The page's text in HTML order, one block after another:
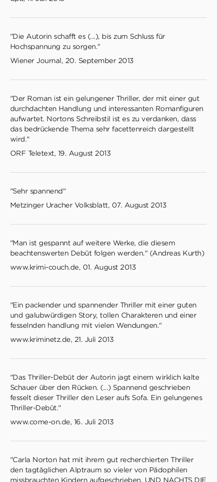
"Die Autorin schafft es (...), bis zum Schluss für
Hochspannung zu sorgen."
Wiener Journal, 20. September 2013
"Der Roman ist ein gelungener Thriller, der mit einer gut
durchdachten Handlung und interessanten Romanfiguren
aufwartet. Nortons Schreibstil ist es zu verdanken, dass
das bedrückende Thema sehr facettenreich dargestellt
wird."
ORF Teletext, 19. August 2013
"Sehr spannend"
Metzinger Uracher Volksblatt, 07. August 2013
"Man ist gespannt auf weitere Werke, die diesem
beachtenswerten Debüt folgen werden." (Andreas Kurth)
www.krimi-couch.de, 01. August 2013
"Ein packender und spannender Thriller mit einer guten
und galubwürdigen Story, tollen Charakteren und einer
fesselnden handlung mit vielen Wendungen."
www.kriminetz.de, 21. Juli 2013
"Das Thriller-Debüt der Autorin jagt einem wirklich kalte
Schauer über den Rücken. (...) Spannend geschrieben
fesselt dieser Thriller den Leser aufs Sofa. Ein gelungenes
Thriller-Debüt."
www.come-on.de, 16. Juli 2013
"Carla Norton hat mit ihrem gut recherchierten Thriller
den tagtäglichen Alptraum so vieler von Pädophilen
missbrauchten Kindern aufgeschrieben. UND NACHTS DIE